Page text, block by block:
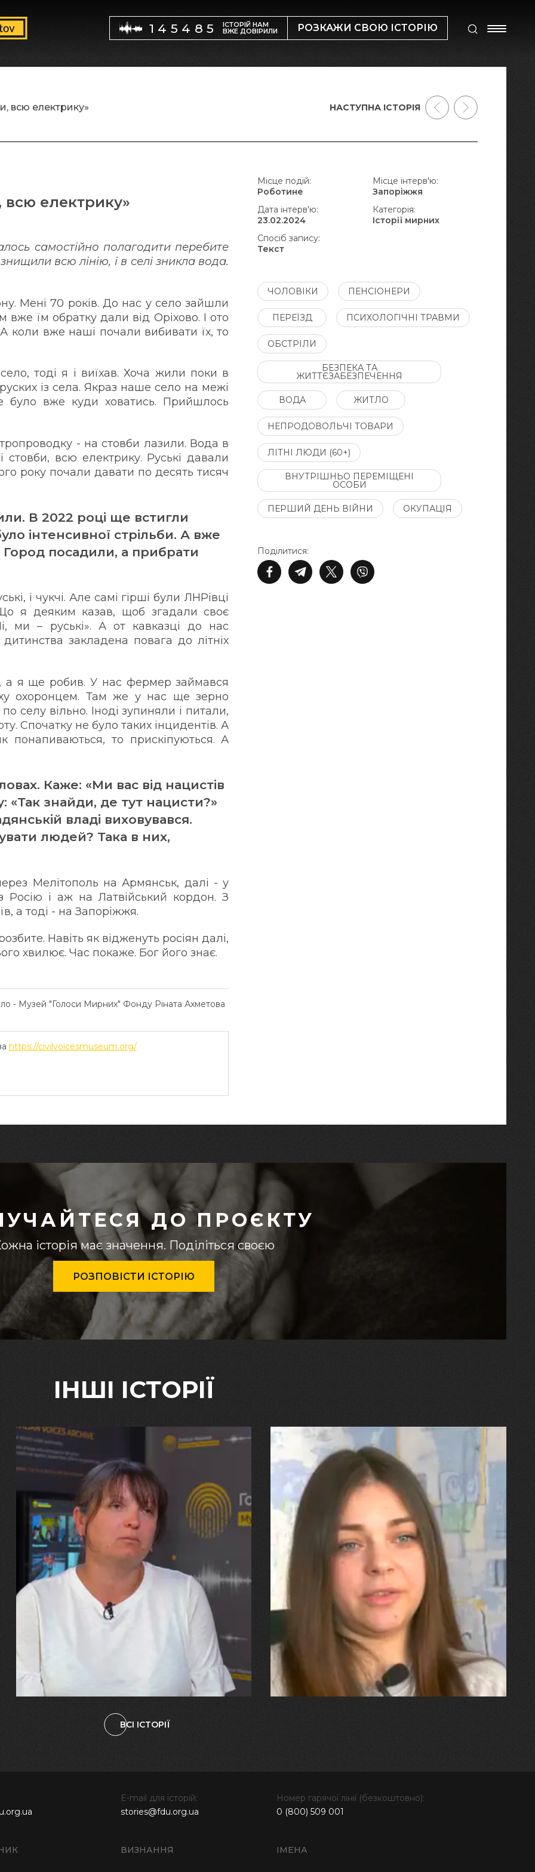
145485 ІСТОРІЙ НАМ
ВЖЕ ДОВІРИЛИ РОЗКАЖИ СВОЮ ІСТОРІЮ
всю електрику»
самостійно полагодити перебите
всю лінію, і в селі зникла вода.
Мені 70 років. До нас у село зайшли
вже їм обратку дали від Оріхово. І ото
коли вже наші почали вибивати їх, то
тоді я і виїхав. Хоча жили поки в
із села. Якраз наше село на межі
було вже куди ховатись. Прийшлось
- на стовби лазили. Вода в
всю електрику. Руські давали
року почали давати по десять тисяч
В 2022 році ще встигли
інтенсивної стрільби. А вже
Город посадили, а прибрати
і чукчі. Але самі гірші були ЛНРівці
я деяким казав, щоб згадали своє
ми – руські». А от кавказці до нас
закладена повага до літніх
а я ще робив. У нас фермер займався
охоронцем. Там же у нас ще зерно
селу вільно. Іноді зупиняли і питали,
Спочатку не було таких інцидентів. А
то прискіпуються. А
Каже: «Ми вас від нацистів
«Так знайди, де тут нацисти?»
владі виховувався.
людей? Така в них,
Мелітополь на Армянськ, далі - у
і аж на Латвійський кордон. З
а тоді - на Запоріжжя.
Навіть як відженуть росіян далі,
хвилює. Час покаже. Бог його знає.
- Музей "Голоси Мирних" Фонду Ріната Ахметова
https://civilvoicesmuseum.org/
всю електрику»
Поділитися:
Місце подій:
Роботине
Місце інтерв'ю:
Запоріжжя
Дата інтерв'ю:
23.02.2024
Категорія:
Історії мирних
Спосіб запису:
Текст
ЧОЛОВІКИ ПЕНСІОНЕРИ
ПЕРЕЇЗД ПСИХОЛОГІЧНІ ТРАВМИ
ОБСТРІЛИ
БЕЗПЕКА ТА
ЖИТТЄЗАБЕЗПЕЧЕННЯ
ВОДА ЖИТЛО
НЕПРОДОВОЛЬЧІ ТОВАРИ
ЛІТНІ ЛЮДИ (60+)
ВНУТРІШНЬО ПЕРЕМІЩЕНІ
ОСОБИ
ПЕРШИЙ ДЕНЬ ВІЙНИ ОКУПАЦІЯ
НАСТУПНА ІСТОРІЯ
ДО ПРОЄКТУ
історія має значення. Поділіться своєю
РОЗПОВІСТИ ІСТОРІЮ
ІНШІ ІСТОРІЇ
29.07.2026
Марина, Ваїд та Аміна Харченко
"Попри всі втрати, ми не
зламалися: тепер я бачу
свого вбитого чоловіка у
наших дітях"
27.07.2026
"Я перенесла 11 операцій, та
плакала від фантомного
болю. Але маленька донька
бере за руку і змушує йти
далі"
ВСІ ІСТОРІЇ
ВИЗНАННЯ ІМЕНА
E-mail для історій:
stories@fdu.org.ua
Номер гарячої лінії (безкоштовно):
0 (800) 509 001